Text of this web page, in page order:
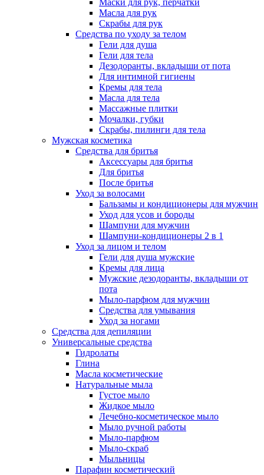
Маски для рук, перчатки
Масла для рук
Скрабы для рук
Средства по уходу за телом
Гели для душа
Гели для тела
Дезодоранты, вкладыши от пота
Для интимной гигиены
Кремы для тела
Масла для тела
Массажные плитки
Мочалки, губки
Скрабы, пилинги для тела
Мужская косметика
Средства для бритья
Аксессуары для бритья
Для бритья
После бритья
Уход за волосами
Бальзамы и кондиционеры для мужчин
Уход для усов и бороды
Шампуни для мужчин
Шампуни-кондиционеры 2 в 1
Уход за лицом и телом
Гели для душа мужские
Кремы для лица
Мужские дезодоранты, вкладыши от
пота
Мыло-парфюм для мужчин
Средства для умывания
Уход за ногами
Средства для депиляции
Универсальные средства
Гидролаты
Глина
Масла косметические
Натуральные мыла
Густое мыло
Жидкое мыло
Лечебно-косметическое мыло
Мыло ручной работы
Мыло-парфюм
Мыло-скраб
Мыльницы
Парафин косметический